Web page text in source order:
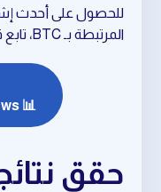
للحصول على أحدث
المرتبطة بـ BTC، تابع قناة الأخبار الخاصة بنا:
📊 SmartChartX News
حقق